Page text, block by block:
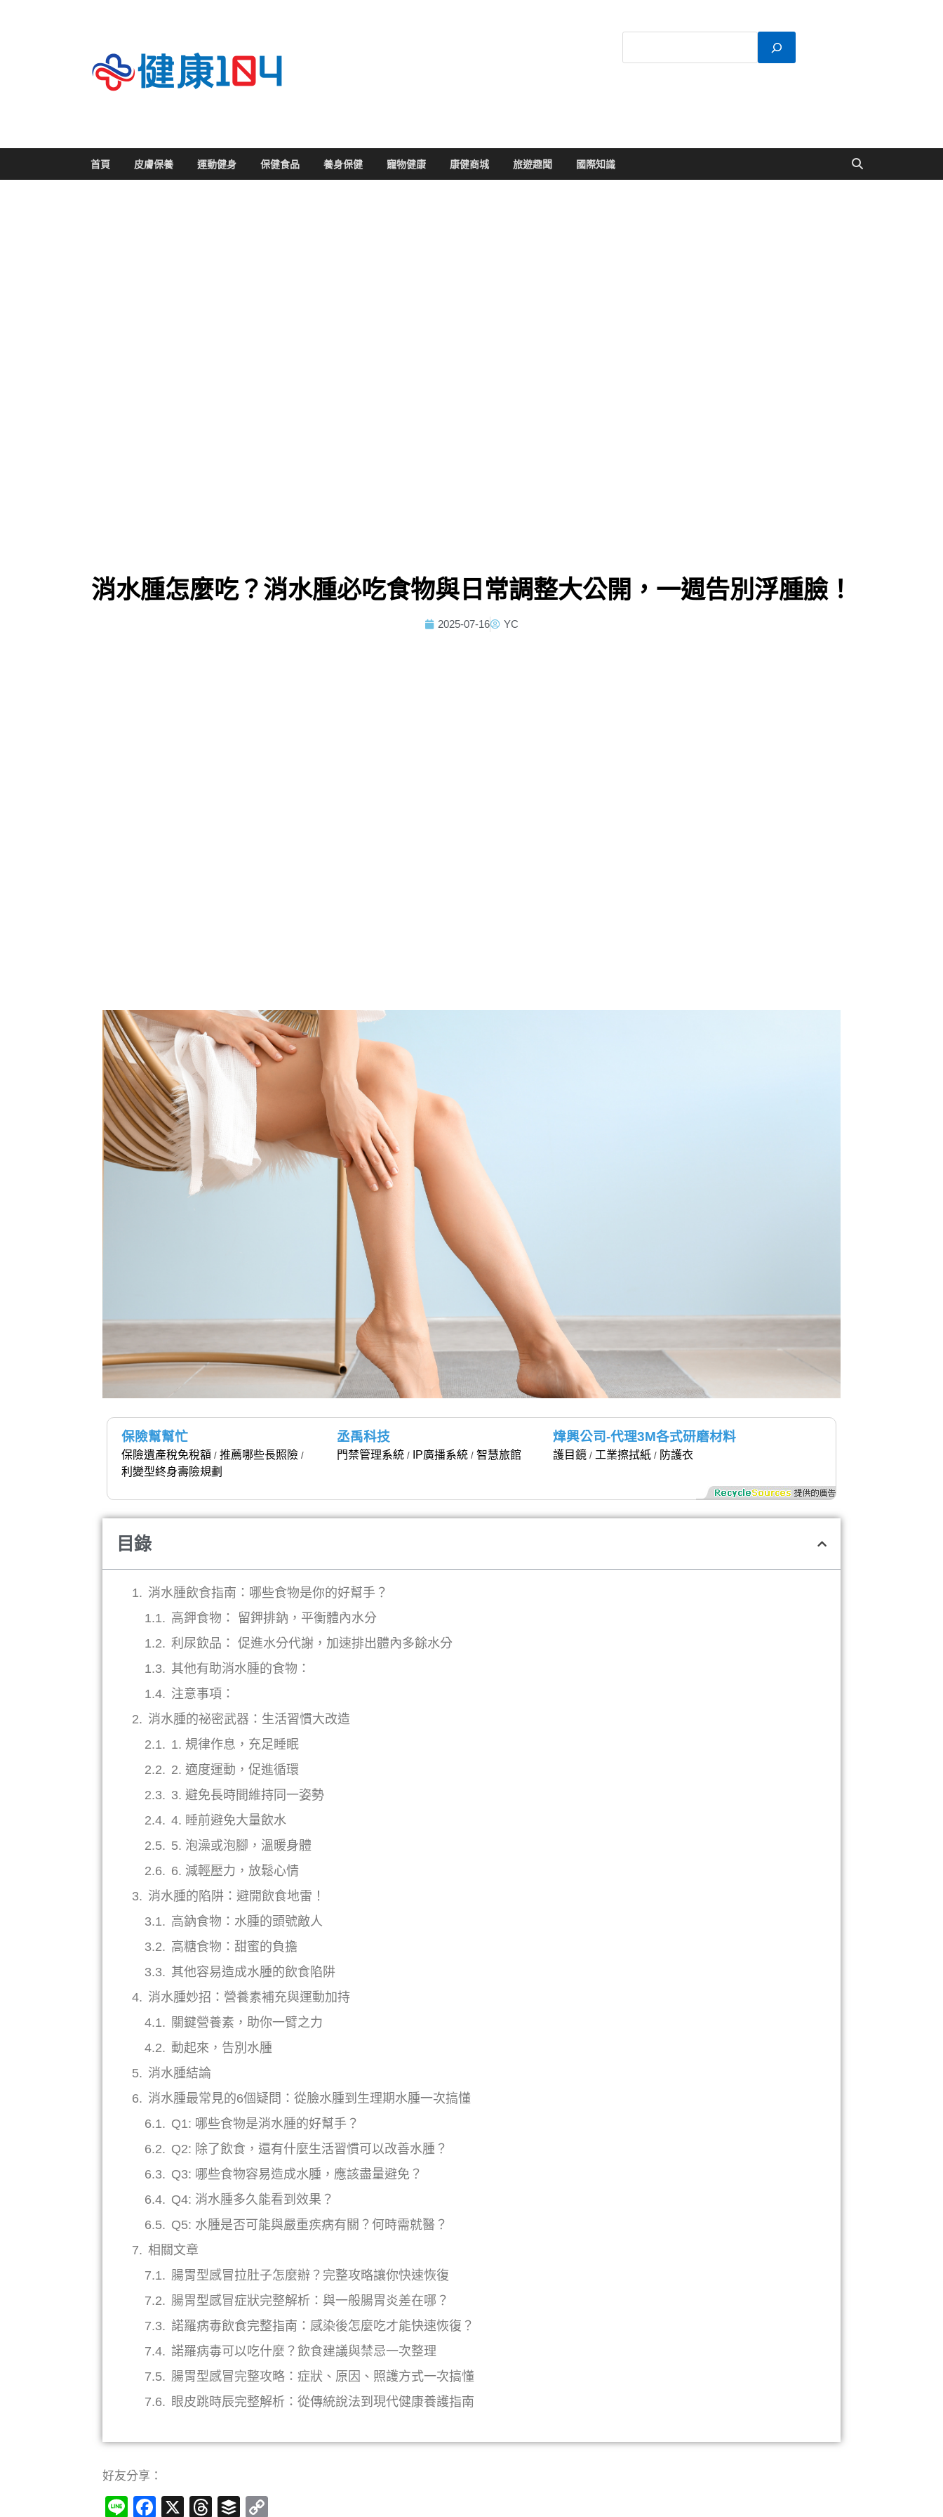
首頁 皮膚保養 運動健身 保健食品 養身保健 寵物健康 康健商城 旅遊趣聞 國際知識
消水腫怎麼吃？消水腫必吃食物與日常調整大公開，一週告別浮腫臉！
2025-07-16 YC
保險幫幫忙
保險遺產稅免稅額 /推薦哪些長照險 /
利變型終身壽險規劃
丞禹科技
門禁管理系統 / IP廣播系統 /智慧旅館
煒興公司-代理3M各式研磨材料
護目鏡/ 工業擦拭紙/ 防護衣
目錄
消水腫飲食指南：哪些食物是你的好幫手？
高鉀食物： 留鉀排鈉，平衡體內水分
利尿飲品： 促進水分代謝，加速排出體內多餘水分
其他有助消水腫的食物：
注意事項：
消水腫的祕密武器：生活習慣大改造
1. 規律作息，充足睡眠
2. 適度運動，促進循環
3. 避免長時間維持同一姿勢
4. 睡前避免大量飲水
5. 泡澡或泡腳，溫暖身體
6. 減輕壓力，放鬆心情
消水腫的陷阱：避開飲食地雷！
高鈉食物：水腫的頭號敵人
高糖食物：甜蜜的負擔
其他容易造成水腫的飲食陷阱
消水腫妙招：營養素補充與運動加持
關鍵營養素，助你一臂之力
動起來，告別水腫
消水腫結論
消水腫最常見的6個疑問：從臉水腫到生理期水腫一次搞懂
Q1: 哪些食物是消水腫的好幫手？
Q2: 除了飲食，還有什麼生活習慣可以改善水腫？
Q3: 哪些食物容易造成水腫，應該盡量避免？
Q4: 消水腫多久能看到效果？
Q5: 水腫是否可能與嚴重疾病有關？何時需就醫？
相關文章
腸胃型感冒拉肚子怎麼辦？完整攻略讓你快速恢復
腸胃型感冒症狀完整解析：與一般腸胃炎差在哪？
諾羅病毒飲食完整指南：感染後怎麼吃才能快速恢復？
諾羅病毒可以吃什麼？飲食建議與禁忌一次整理
腸胃型感冒完整攻略：症狀、原因、照護方式一次搞懂
眼皮跳時辰完整解析：從傳統說法到現代健康養護指南
好友分享：
LineFacebook
X Threads
Buffer